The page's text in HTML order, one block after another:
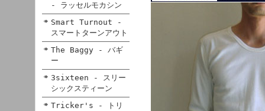
- ラッセルモカシン
Smart Turnout -
スマートターンアウト
The Baggy - バギ
ー
3sixteen - スリー
シックスティーン
Tricker's - トリ